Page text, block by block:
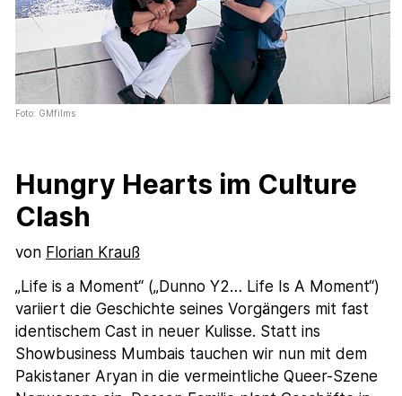
Foto: GMfilms
Hungry Hearts im Culture
Clash
von Florian Krauß
„Life is a Moment“ („Dunno Y2… Life Is A Moment“)
variiert die Geschichte seines Vorgängers mit fast
identischem Cast in neuer Kulisse. Statt ins
Showbusiness Mumbais tauchen wir nun mit dem
Pakistaner Aryan in die vermeintliche Queer-Szene